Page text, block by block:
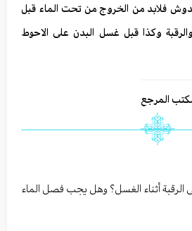
فلابد من الخروج من تحت الماء قبل
وكذا قبل غسل البدن على الاحوط
المرجع
أثناء الغسل؟ وهل يجب فصل الماء